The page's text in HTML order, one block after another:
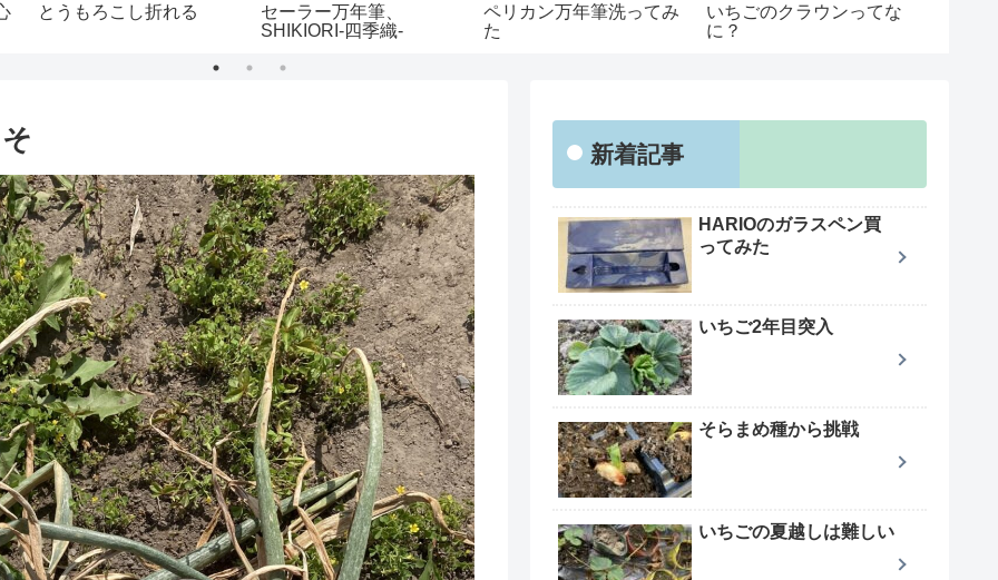
とうもろこし折れる
セーラー万年筆、
SHIKIORI-四季織-
ペリカン万年筆洗ってみ
た
いちごのクラウンってな
に？
新着記事
HARIOのガラスペン買
ってみた
いちご2年目突入
そらまめ種から挑戦
いちごの夏越しは難しい